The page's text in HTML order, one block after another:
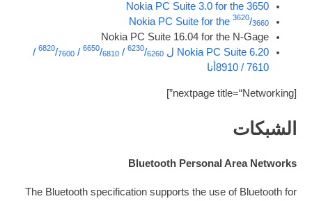
Nokia PC Suite
Nokia PC Suite for
Nokia PC Suite16.04
Nokia
6230 /6260
/
6650/6810
/
6820/7600
/
nex­t­page
]
Bluetooth
The Bluetooth spe­cific­a­tion sup­ports the